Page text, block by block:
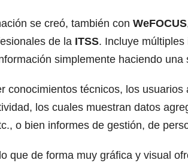
se creó, también con WeFOCUS
de la ITSS. Incluye
simplemente haciendo
conocimientos técnicos, los
los cuales muestran datos
o bien informes de gestión, de
que de forma muy gráfica y visual